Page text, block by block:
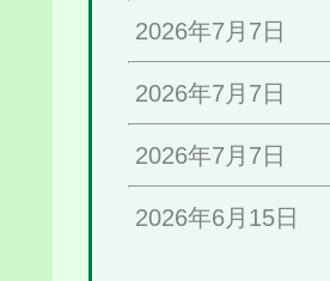
2026年7月7日
2026年7月7日
2026年7月7日
2026年6月15日